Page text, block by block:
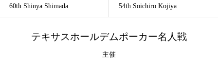
60th Shinya Shimada 54th Soichiro Kojiya
テキサスホールデムポーカー名人戦
主催